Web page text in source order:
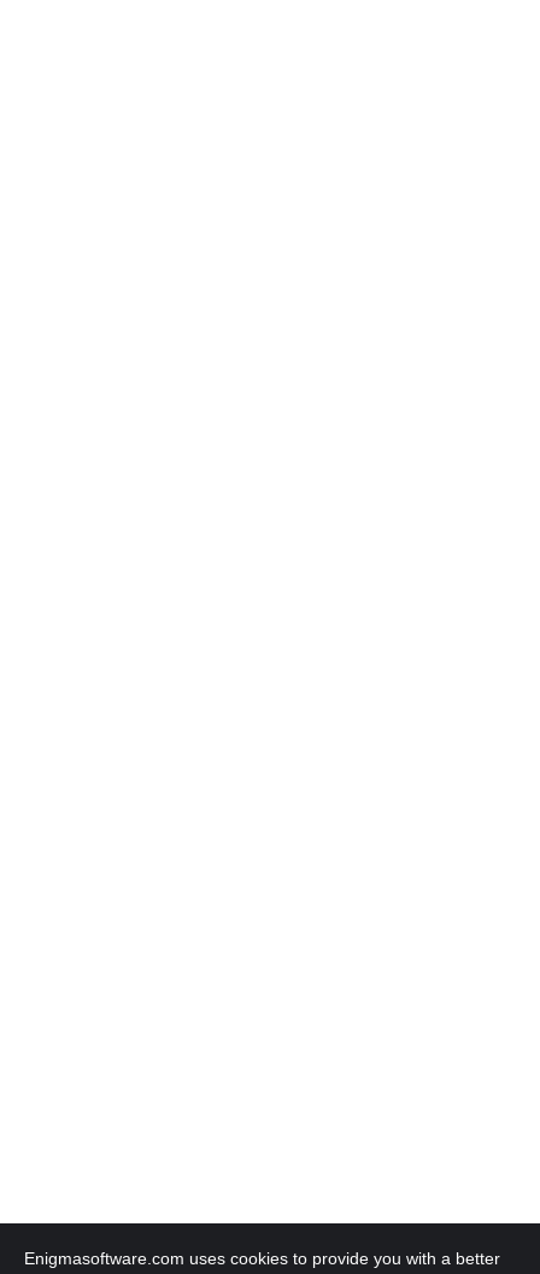
Enigmasoftware.com uses cookies to provide you with a better